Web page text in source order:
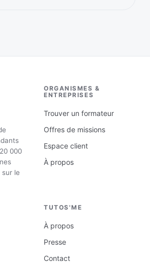
000
le
ORGANISMES &
ENTREPRISES
Trouver un formateur
Offres de missions
Espace client
À propos
TUTOS'ME
À propos
Presse
Contact